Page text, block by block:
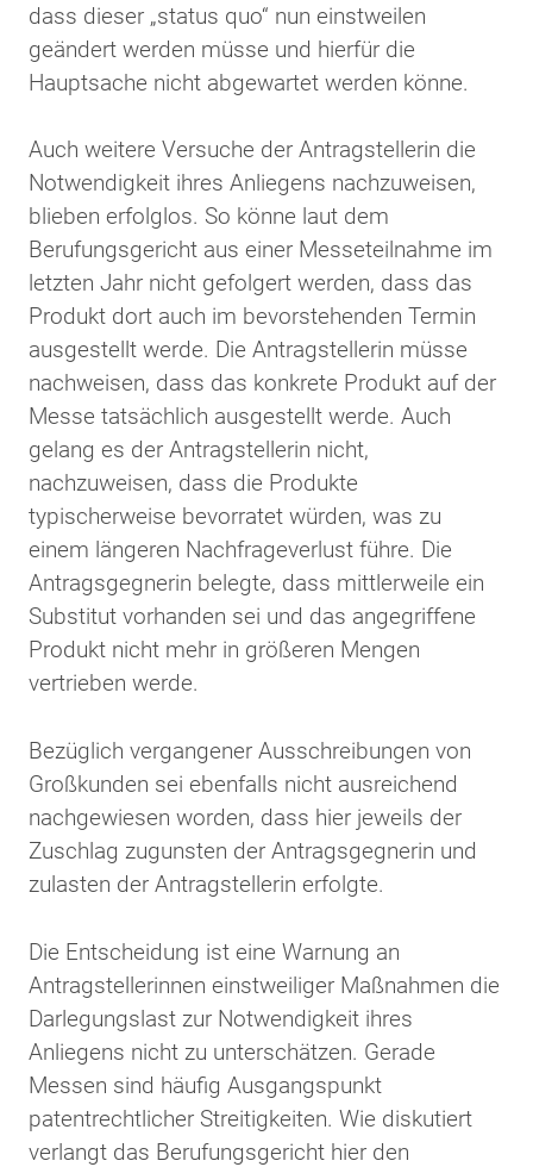
dass dieser „status quo“ nun einstweilen
geändert werden müsse und hierfür die
Hauptsache nicht abgewartet werden könne.
Auch weitere Versuche der Antragstellerin die
Notwendigkeit ihres Anliegens nachzuweisen,
blieben erfolglos. So könne laut dem
Berufungsgericht aus einer Messeteilnahme im
letzten Jahr nicht gefolgert werden, dass das
Produkt dort auch im bevorstehenden Termin
ausgestellt werde. Die Antragstellerin müsse
nachweisen, dass das konkrete Produkt auf der
Messe tatsächlich ausgestellt werde. Auch
gelang es der Antragstellerin nicht,
nachzuweisen, dass die Produkte
typischerweise bevorratet würden, was zu
einem längeren Nachfrageverlust führe. Die
Antragsgegnerin belegte, dass mittlerweile ein
Substitut vorhanden sei und das angegriffene
Produkt nicht mehr in größeren Mengen
vertrieben werde.
Bezüglich vergangener Ausschreibungen von
Großkunden sei ebenfalls nicht ausreichend
nachgewiesen worden, dass hier jeweils der
Zuschlag zugunsten der Antragsgegnerin und
zulasten der Antragstellerin erfolgte.
Die Entscheidung ist eine Warnung an
Antragstellerinnen einstweiliger Maßnahmen die
Darlegungslast zur Notwendigkeit ihres
Anliegens nicht zu unterschätzen. Gerade
Messen sind häufig Ausgangspunkt
patentrechtlicher Streitigkeiten. Wie diskutiert
verlangt das Berufungsgericht hier den